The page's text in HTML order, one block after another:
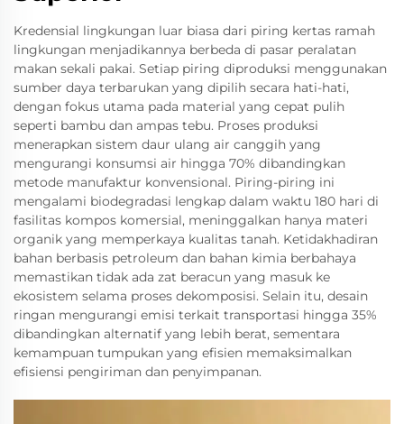
Kredensial lingkungan luar biasa dari piring kertas ramah
lingkungan menjadikannya berbeda di pasar peralatan
makan sekali pakai. Setiap piring diproduksi menggunakan
sumber daya terbarukan yang dipilih secara hati-hati,
dengan fokus utama pada material yang cepat pulih
seperti bambu dan ampas tebu. Proses produksi
menerapkan sistem daur ulang air canggih yang
mengurangi konsumsi air hingga 70% dibandingkan
metode manufaktur konvensional. Piring-piring ini
mengalami biodegradasi lengkap dalam waktu 180 hari di
fasilitas kompos komersial, meninggalkan hanya materi
organik yang memperkaya kualitas tanah. Ketidakhadiran
bahan berbasis petroleum dan bahan kimia berbahaya
memastikan tidak ada zat beracun yang masuk ke
ekosistem selama proses dekomposisi. Selain itu, desain
ringan mengurangi emisi terkait transportasi hingga 35%
dibandingkan alternatif yang lebih berat, sementara
kemampuan tumpukan yang efisien memaksimalkan
efisiensi pengiriman dan penyimpanan.